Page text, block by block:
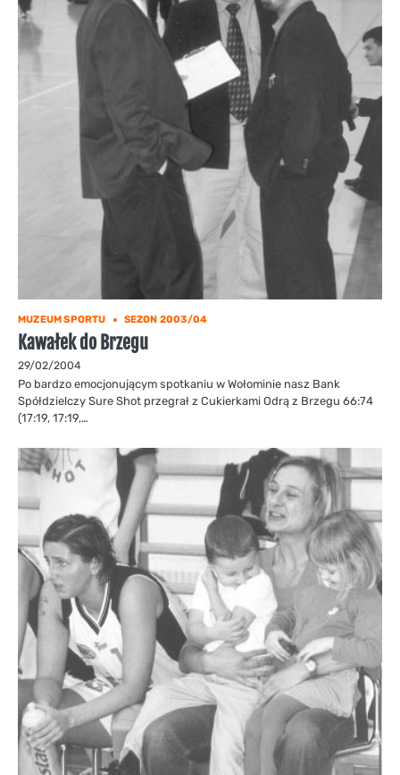
MUZEUM SPORTU SEZON 2003/04
Kawałek do Brzegu
29/02/2004
Po bardzo emocjonującym spotkaniu w Wołominie nasz Bank
Spółdzielczy Sure Shot przegrał z Cukierkami Odrą z Brzegu 66:74
(17:19, 17:19,…